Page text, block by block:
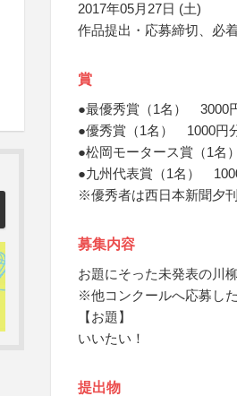
2017年05月27日 (土)
作品提出・応募締切、必
賞
●最優秀賞（1名） 3000
●優秀賞（1名） 1000円
●松岡モータース賞（1
●九州代表賞（1名）
※優秀者は西日本新聞夕
募集内容
お題にそった未発表の川柳
※他コンクールへ応募し
【お題】
いいたい！
提出物